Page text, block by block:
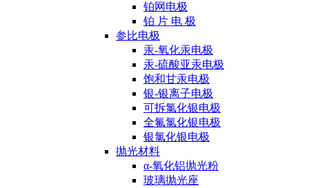
铂网电极
铂 片 电 极
参比电极
汞-氧化汞电极
汞-硫酸亚汞电极
饱和甘汞电极
银-银离子电极
可拆氯化银电极
全氟氯化银电极
银氯化银电极
抛光材料
α-氧化铝抛光粉
玻璃抛光座